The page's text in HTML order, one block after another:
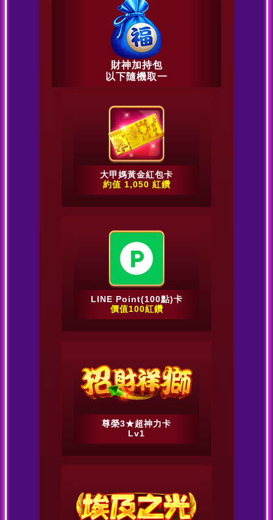
財神加持包
以下隨機取一
大甲媽黃金紅包卡
約值 1,050 紅鑽
LINE Point(100點)卡
價值100紅鑽
尊榮3★超神力卡
Lv1